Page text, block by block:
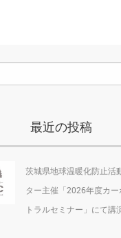
最近の投稿
茨城県地球温暖化防止活
ター主催「2026年度カ
トラルセミナー」にて講